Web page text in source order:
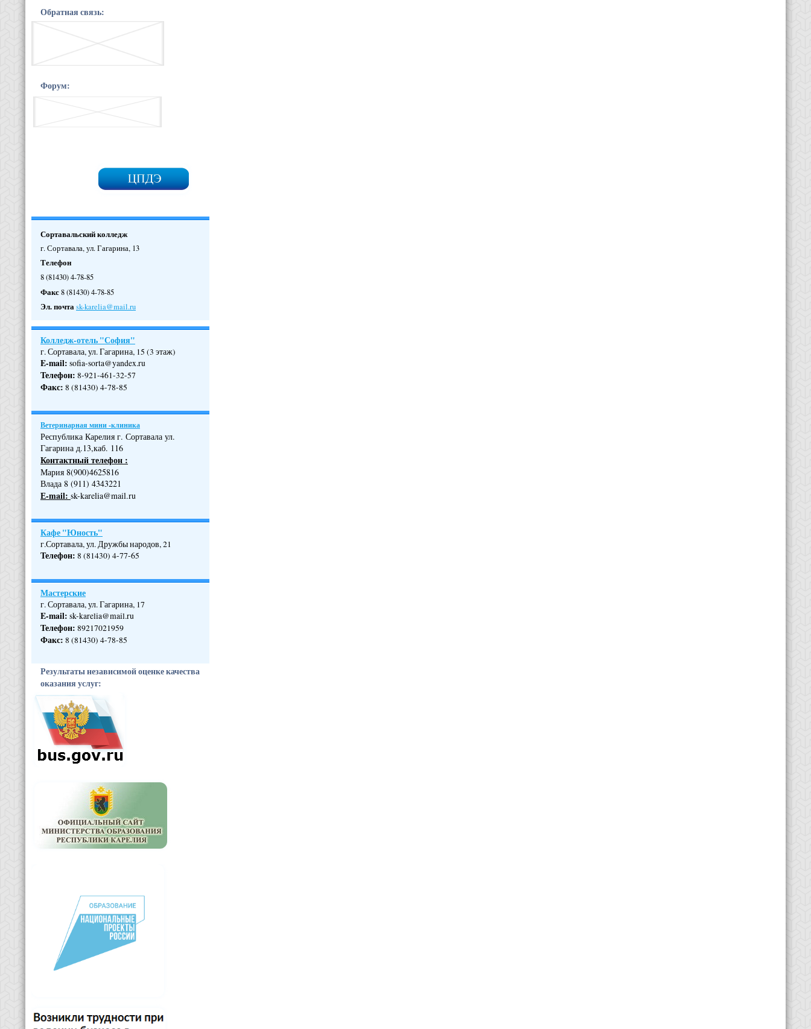
Обратная связь:
Форум:
Сортавальский колледж
г. Сортавала, ул. Гагарина, 13
Телефон
8 (81430) 4-78-85
Факс8 (81430) 4-78-85
Эл. почтаsk-karelia@mail.ru
Колледж-отель "София"
г. Сортавала, ул. Гагарина, 15 (3 этаж)
E-mail: sofia-sorta@yandex.ru
Телефон: 8-921-461-32-57
Факс: 8 (81430) 4-78-85
Ветеринарная мини -клиника
Республика Карелия г. Сортавала ул.
Гагарина д.13,каб. 116
Контактный телефон :
Мария 8(900)4625816
Влада 8 (911) 4343221
Е-mail: sk-karelia@mail.ru
Кафе "Юность"
г.Сортавала, ул. Дружбы народов, 21
Телефон: 8 (81430) 4-77-65
Мастерские
г. Сортавала, ул. Гагарина, 17
E-mail: sk-karelia@mail.ru
Телефон: 89217021959
Факс: 8 (81430) 4-78-85
Результаты независимой оценке качества
оказания услуг: